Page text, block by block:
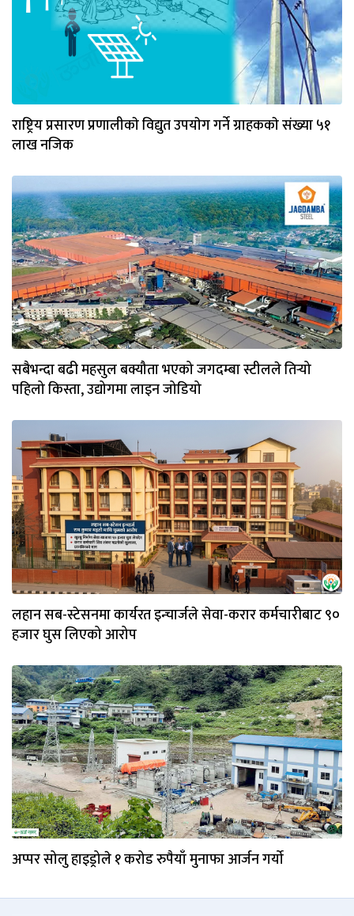
राष्ट्रिय प्रसारण प्रणालीकाे विद्युत उपयाेग गर्ने ग्राहककाे संख्या ५१
लाख नजिक
सबैभन्दा बढी महसुल बक्यौता भएको जगदम्बा स्टीलले तिर्‍यो
पहिलो किस्ता, उद्योगमा लाइन जोडियो
लहान सब-स्टेसनमा कार्यरत इन्चार्जले सेवा-करार कर्मचारीबाट ९०
हजार घुस लिएको आरोप
अप्पर सोलु हाइड्रोले १ करोड रुपैयाँ मुनाफा आर्जन गर्याे